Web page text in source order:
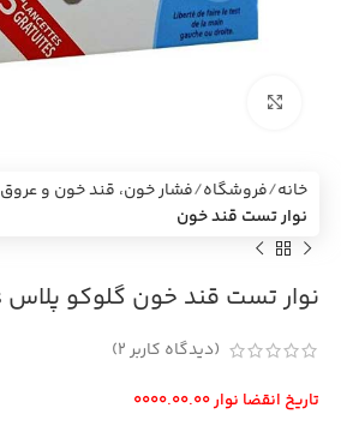
خانه فروشگاه فشار خون، قند خون و عروق
نوار تست قند خون
نوار تست قند خون گلوکو پلاس gluco plus
(دیدگاه کاربر2
)
تاریخ انقضا نوار 0000.00.00